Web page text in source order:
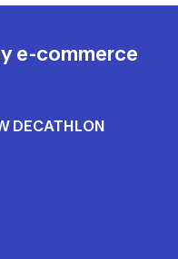
e-commerce
DECATHLON